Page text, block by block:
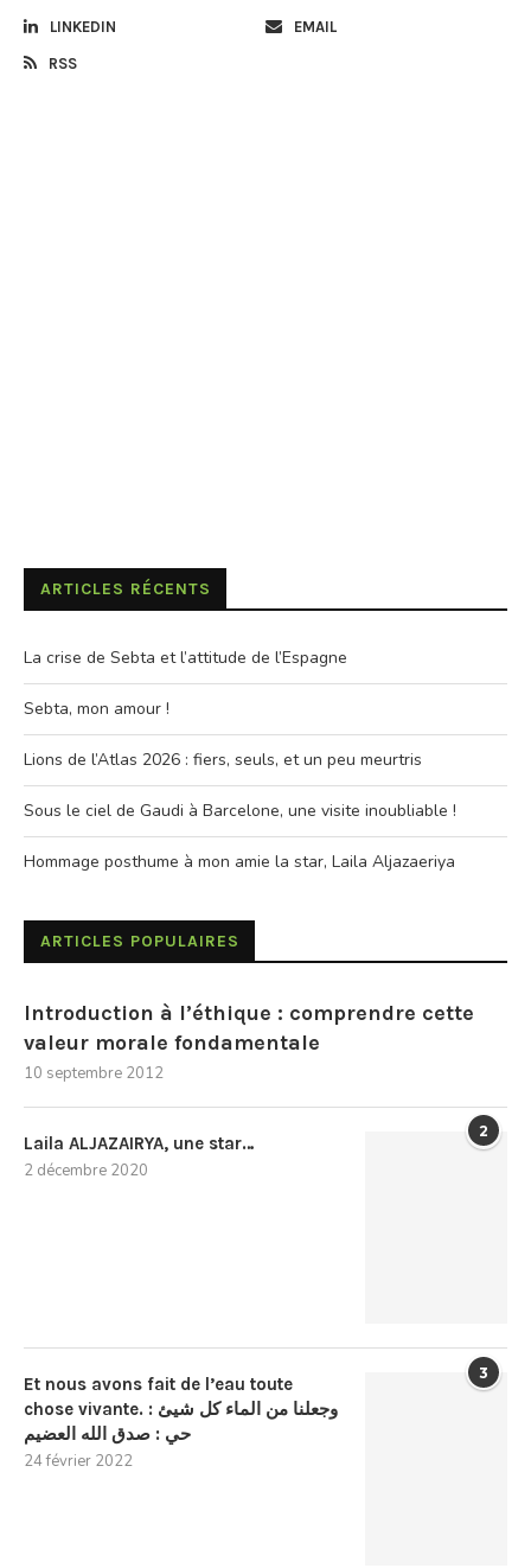
LINKEDIN EMAIL
RSS
ARTICLES RÉCENTS
La crise de Sebta et l’attitude de l’Espagne
Sebta, mon amour !
Lions de l’Atlas 2026 : fiers, seuls, et un peu meurtris
Sous le ciel de Gaudi à Barcelone, une visite inoubliable !
Hommage posthume à mon amie la star, Laila Aljazaeriya
ARTICLES POPULAIRES
Introduction à l’éthique : comprendre cette
valeur morale fondamentale
10 septembre 2012
2
Laila ALJAZAIRYA, une star…
2 décembre 2020
3
Et nous avons fait de l’eau toute
chose vivante. : وجعلنا من الماء كل شيئ
حي : صدق الله العضيم
24 février 2022